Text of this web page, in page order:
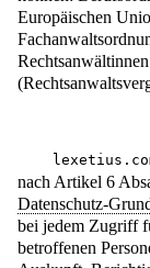
Europäischen
nach Artikel 6
Datenschutz-
bei jedem Zugriff
betroffenen